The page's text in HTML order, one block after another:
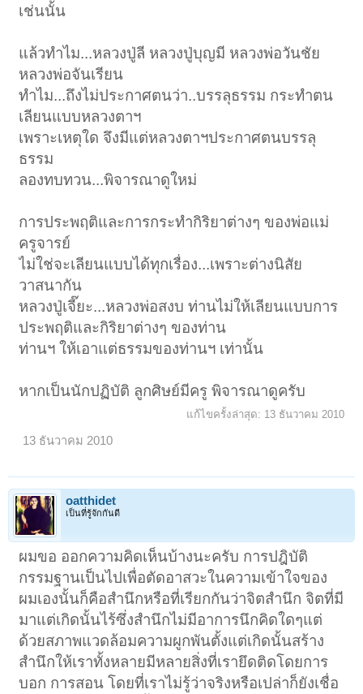
เช่นนั้น
แล้วทำไม...หลวงปู่ลี หลวงปู่บุญมี หลวงพ่อวันชัย
หลวงพ่อจันเรียน
ทำไม...ถึงไม่ประกาศตนว่า..บรรลุธรรม กระทำตน
เลียนแบบหลวงตาฯ
เพราะเหตุใด จึงมีแต่หลวงตาฯประกาศตนบรรลุ
ธรรม
ลองทบทวน...พิจารณาดูใหม่
การประพฤติและการกระทำกิริยาต่างๆ ของพ่อแม่
ครูจารย์
ไม่ใช่จะเลียนแบบได้ทุกเรื่อง...เพราะต่างนิสัย
วาสนากัน
หลวงปู่เจี๊ยะ...หลวงพ่อสงบ ท่านไม่ให้เลียนแบบการ
ประพฤติและกิริยาต่างๆ ของท่าน
ท่านฯ ให้เอาแต่ธรรมของท่านฯ เท่านั้น
หากเป็นนักปฏิบัติ ลูกศิษย์มีครู พิจารณาดูครับ
แก้ไขครั้งล่าสุด: 13 ธันวาคม 2010
13 ธันวาคม 2010
oatthidet
เป็นที่รู้จักกันดี
ผมขอ ออกความคิดเห็นบ้างนะครับ การปฎิบัติ
กรรมฐานเป็นไปเพื่อตัดอาสวะในความเข้าใจของ
ผมเองนั้นก็คือสำนึกหรือที่เรียกกันว่าจิตสำนึก จิตที่มี
มาแต่เกิดนั้นไร้ซึ่งสำนึกไม่มีอาการนึกคิดใดๆแต่
ด้วยสภาพแวดล้อมความผูกพันตั้งแต่เกิดนั้นสร้าง
สำนึกให้เราทั้งหลายมีหลายสิ่งที่เรายึดติดโดยการ
บอก การสอน โดยที่เราไม่รู้ว่าจริงหรือเปล่าก็ยังเชื่อ